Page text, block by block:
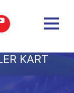
KART